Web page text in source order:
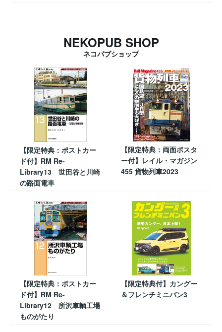
NEKOPUB SHOP
ネコパブショップ
【限定特典：ポストカー
ド付】RM Re-
Library13 世田谷と川崎
の路面電車
【限定特典：両面ポスタ
ー付】レイル・マガジン
455 貨物列車2023
【限定特典：ポストカー
ド付】RM Re-
Library12 所沢車輌工場
ものがたり
【限定特典付】カングー
＆フレンチミニバン3